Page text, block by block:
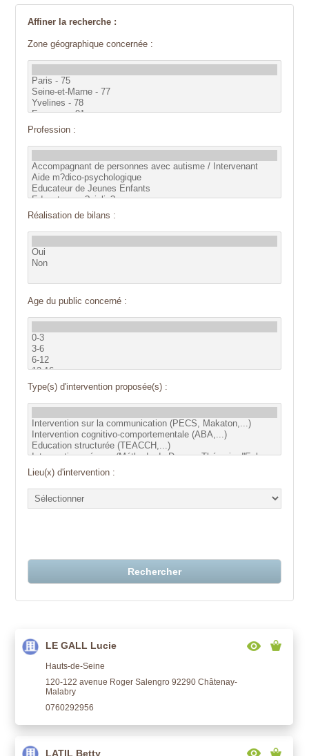
Affiner la recherche :
Zone géographique concernée :
Profession :
Réalisation de bilans :
Age du public concerné :
Type(s) d'intervention proposée(s) :
Lieu(x) d'intervention :
Rechercher
LE GALL Lucie
Hauts-de-Seine
120-122 avenue Roger Salengro 92290 Châtenay-
Malabry
0760292956
LATIL Betty